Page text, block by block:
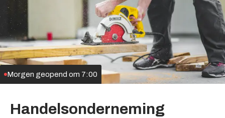
Handelsonderneming
Morgen geopend om 7:00